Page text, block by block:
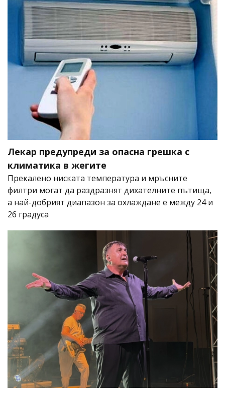
Лекар предупреди за опасна грешка с
климатика в жегите
Прекалено ниската температура и мръсните
филтри могат да раздразнят дихателните пътища,
а най-добрият диапазон за охлаждане е между 24 и
26 градуса